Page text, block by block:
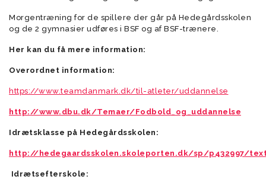
Morgentræning for de spillere der går på Hedegårdsskolen
og de 2 gymnasier udføres i BSF og af BSF-trænere.
Her kan du få mere information:
Overordnet information:
https://www.teamdanmark.dk/til-atleter/uddannelse
http://www.dbu.dk/Temaer/Fodbold_og_uddannelse
Idrætsklasse på Hedegårdsskolen:
http://hedegaardsskolen.skoleporten.dk/sp/p432997/
Idrætsefterskole: